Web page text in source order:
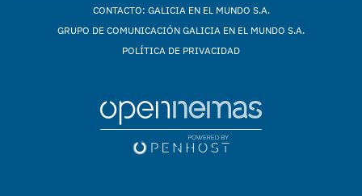
CONTACTO: GALICIA EN EL MUNDO S.A.
GRUPO DE COMUNICACIÓN GALICIA EN EL MUNDO S.A.
POLÍTICA DE PRIVACIDAD